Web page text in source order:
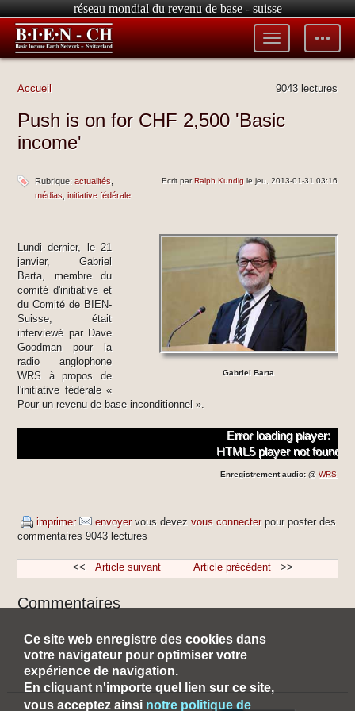
réseau mondial du revenu de base - suisse
Toggle
tools
Toggle
menu
9043 lectures
Accueil
Push is on for CHF 2,500 'Basic
income'
Ecrit parRalph Kundig le jeu, 2013-01-31 03:16
Rubrique: actualités
médias initiative fédérale
Gabriel Barta
Lundi dernier, le 21
janvier, Gabriel
Barta, membre du
comité d'initiative et
du Comité de BIEN-
Suisse, était
interviewé par Dave
Goodman pour la
radio anglophone
WRS à propos de
l'initiative fédérale «
Pour un revenu de base inconditionnel ».
Error loading player:
HTML5 player not found
Enregistrement audio: @WRS
imprimer envoyer vous devez vous connecterpour poster des
commentaires 9043 lectures
<< Article suivant Article précédent>>
Commentaires
Ce site web enregistre des cookies dans
votre navigateur pour optimiser votre
expérience de navigation.
En cliquant n'importe quel lien sur ce site,
vous acceptez ainsi notre politique de